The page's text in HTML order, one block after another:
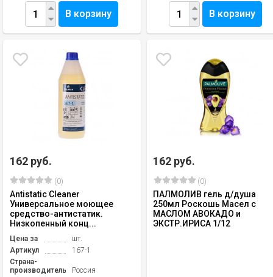
В корзину В корзину
162 руб.
(0)
Antistatic Сleaner
Универсальное моющее
средство-антистатик.
Низкопенный конц...
Цена за
шт.
Артикул
167-1
Страна-
производитель
Россия
162 руб.
(0)
ПАЛМОЛИВ гель д/душа
250мл Роскошь Масел с
МАСЛОМ АВОКАДО и
ЭКСТР.ИРИСА 1/12